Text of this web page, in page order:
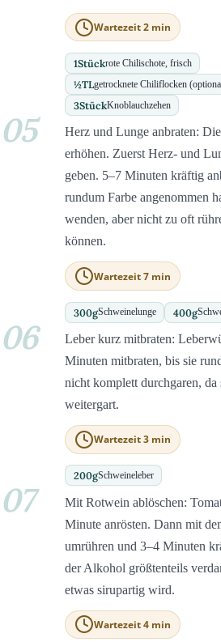
Wartezeit 2 min
1Stückrote Chilischote, frisch
½TLgetrocknete Chiliflocken
3StückKnoblauchzehen
05
Herz und Lunge anbraten:
erhöhen. Zuerst Herz- und
geben. 5–7 Minuten kräftig
rundum Farbe angenommen
wenden, aber nicht zu oft
können.
Wartezeit 7 min
300gSchweinelunge 400g
06
Leber kurz mitbraten:
Minuten mitbraten, bis sie
nicht komplett durchgaren, da
weitergart.
Wartezeit 3 min
200gSchweineleber
07
Mit Rotwein ablöschen:
Minute anrösten. Dann mit
umrühren und 3–4 Minuten
der Alkohol größtenteils
etwas sirupartig wird.
Wartezeit 4 min